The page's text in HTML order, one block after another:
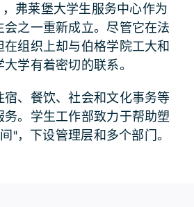
弗莱堡大学生服务中心作为
之一重新成立。尽管它在法
组织上却与伯格学院工大和
学有着密切的联系。
宿、餐饮、社会和文化事务等
。学生工作部致力于帮助塑
"，下设管理层和多个部门。